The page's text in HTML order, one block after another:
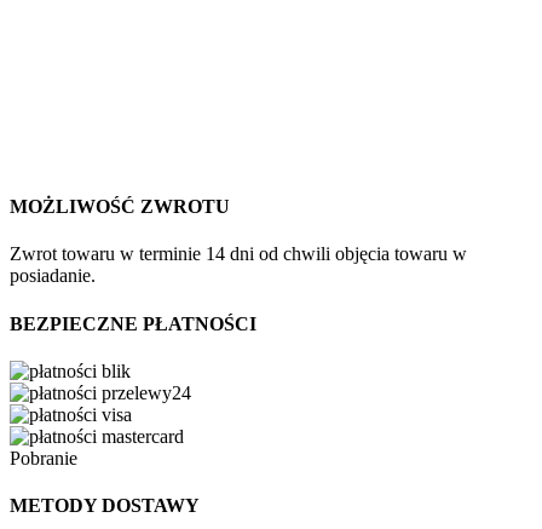
MOŻLIWOŚĆ ZWROTU
Zwrot towaru w terminie 14 dni od chwili objęcia towaru w
posiadanie.
BEZPIECZNE PŁATNOŚCI
Pobranie
METODY DOSTAWY